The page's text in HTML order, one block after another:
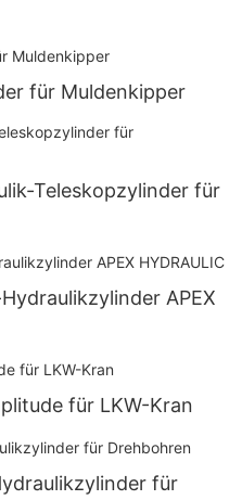
für Muldenkipper
Teleskopzylinder für
APEX
für LKW-Kran
für